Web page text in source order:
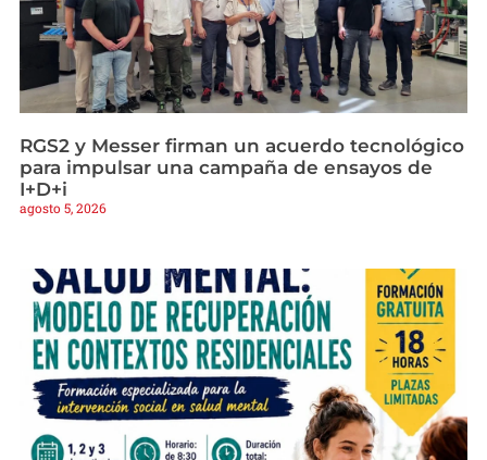
RGS2 y Messer firman un acuerdo tecnológico
para impulsar una campaña de ensayos de
I+D+i
agosto 5, 2026